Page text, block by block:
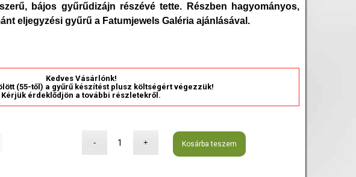
bájos gyűrűdizájn részévé tette. Részben hagyományos,
eljegyzési gyűrű a Fatumjewels Galéria ajánlásával.
Kedves Vásárlónk!
(55-től) a gyűrű készítést plusz költségért végezzük!
Kérjük érdeklődjön a további részletekről.
Kosárba teszem